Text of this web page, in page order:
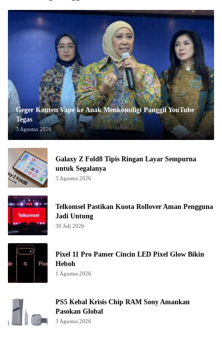
Geger Konten Vape ke Anak Menkomdigi Panggil YouTube
Tegas
3 Agustus 2026
Galaxy Z Fold8 Tipis Ringan Layar Sempurna
untuk Segalanya
3 Agustus 2026
Telkomsel Pastikan Kuota Rollover Aman Pengguna
Jadi Untung
30 Juli 2026
Pixel 11 Pro Pamer Cincin LED Pixel Glow Bikin
Heboh
1 Agustus 2026
PS5 Kebal Krisis Chip RAM Sony Amankan
Pasokan Global
3 Agustus 2026